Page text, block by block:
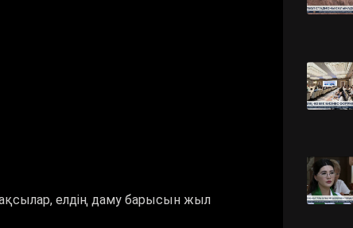
елдің даму барысын жыл